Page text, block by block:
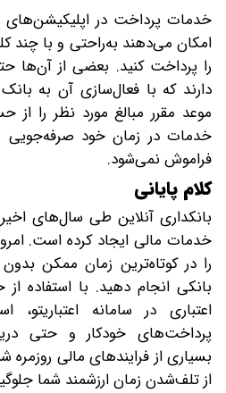
خدمات پرداخت در اپلیکیشن‌های
امکان می‌دهند به‌راحتی و با
را پرداخت کنید. بعضی از آن‌ها
دارند که با فعال‌سازی آن به
موعد مقرر مبالغ مورد نظر را
خدمات در زمان خود
فراموش نمی‌شود.
کلام پایانی
بانکداری آنلاین طی سال‌های
خدمات مالی ایجاد کرده است.
را در کوتاه‌ترین زمان ممکن
بانکی انجام دهید. با استفاده از
اعتباری در سامانه
پرداخت‌های خودکار و حتی
بسیاری از فرایندهای مالی
از تلف‌شدن زمان ارزشمند شما